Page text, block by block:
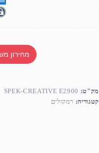
מחירון
מק"ט: SPEK-CREATIVE E2900
קטגוריה: רמקולים